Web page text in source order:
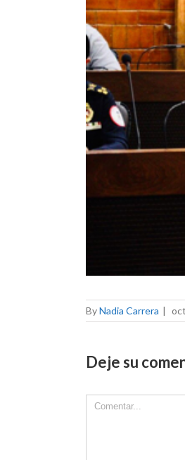
ByNadia Carrera |
Deje su
Comment